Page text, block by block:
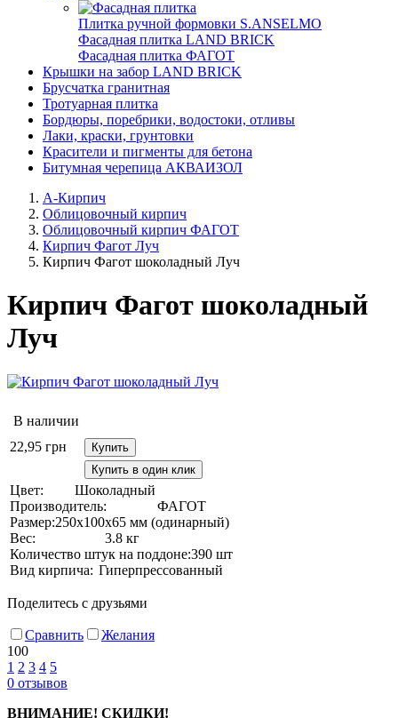
Плитка ручной формовки S.ANSELMO
Фасадная плитка LAND BRICK
Фасадная плитка ФАГОТ
Крышки на забор LAND BRICK
Брусчатка гранитная
Тротуарная плитка
Бордюры, поребрики, водостоки, отливы
Лаки, краски, грунтовки
Красители и пигменты для бетона
Битумная черепица АКВАИЗОЛ
А-Кирпич
Облицовочный кирпич
Облицовочный кирпич ФАГОТ
Кирпич Фагот Луч
Кирпич Фагот шоколадный Луч
Кирпич Фагот шоколадный
Луч
В наличии
22,95 грн
Купить
Купить в один клик
Цвет:
Шоколадный
Производитель:
ФАГОТ
Размер:250х100х65 мм (одинарный)
Вес:
3.8 кг
Количество штук на поддоне:390 шт
Вид кирпича: Гиперпрессованный
Поделитесь с друзьями
Сравнить
Желания
100
1 2 3 4 5
0 отзывов
ВНИМАНИЕ! СКИДКИ!